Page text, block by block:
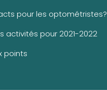
pour les optométristes?
activités pour 2021-2022
points